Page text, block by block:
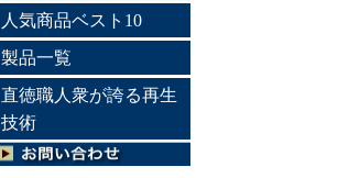
人気商品ベスト10
製品一覧
直徳職人衆が誇る再生
技術